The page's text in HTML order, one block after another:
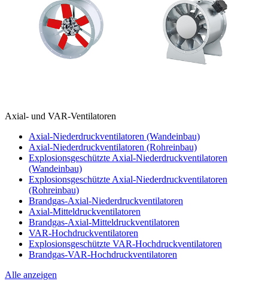
Axial- und VAR-Ventilatoren
Axial-Niederdruckventilatoren (Wandeinbau)
Axial-Niederdruckventilatoren (Rohreinbau)
Explosionsgeschützte Axial-Niederdruckventilatoren
(Wandeinbau)
Explosionsgeschützte Axial-Niederdruckventilatoren
(Rohreinbau)
Brandgas-Axial-Niederdruckventilatoren
Axial-Mitteldruckventilatoren
Brandgas-Axial-Mitteldruckventilatoren
VAR-Hochdruckventilatoren
Explosionsgeschützte VAR-Hochdruckventilatoren
Brandgas-VAR-Hochdruckventilatoren
Alle anzeigen